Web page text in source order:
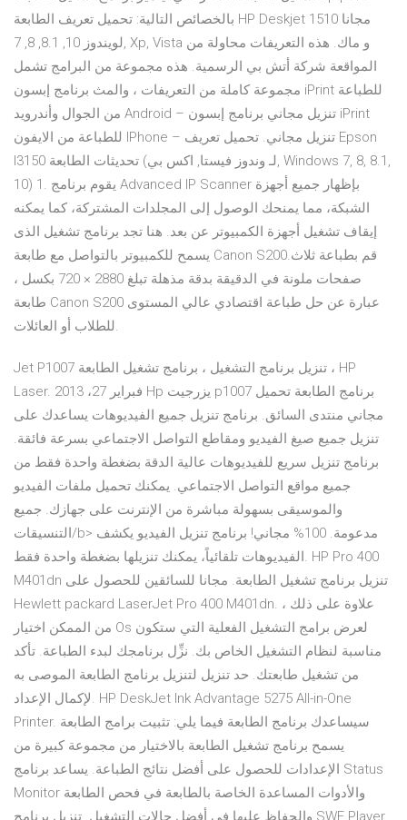
بالخصائص التالية: تحميل تعريف الطابعة HP Deskjet 1510 مجانا
لويندوز 10, 8.1, 8, 7, Xp, Vista و ماك. هذه التعريفات محاولة من
المواقعة شركة أتش بي الرسمية. هذه مجموعة من البرامج تشمل
مجموعة كاملة من التعريفات ، والمث برنامج إبسون iPrint للطباعة
من الجوال وأندرويد Android – تنزيل مجاني برنامج إبسون iPrint
للطباعة من الايفون IPhone – تنزيل مجاني. تحميل تعريف Epson
l3150 تحديثات الطابعة (لـ وندوز فيستا, اكس بي, Windows 7, 8, 8.1,
10) 1. يقوم برنامج Advanced IP Scanner بإظهار جميع أجهزة
الشبكة، مما يمنحك الوصول إلى المجلدات المشتركة، كما يمكنه
إيقاف تشغيل أجهزة الكمبيوتر عن بعد. هنا تجد برنامج تشغيل الذى
يسمح للكمبيوتر بالتواصل مع طابعة Canon S200.قم بطباعة ثلاث
صفحات ملونة في الدقيقة بدقة مذهلة تبلغ 2880 × 720 بكسل ،
طابعة Canon S200 عبارة عن حل طباعة اقتصادي عالي المستوى
للطلاب أو العائلات.
Jet P1007 تنزيل برنامج التشغيل ، برنامج تشغيل الطابعة ، HP
Laser. فبراير 27، 2013 Hp يزرجيت p1007 برنامج الطابعة تحميل
مجاني منتدى السائق. برنامج تنزيل جميع الفيديوهات يساعدك على
تنزيل جميع صيغ الفيديو ومقاطع التواصل الاجتماعي بسرعة فائقة.
برنامج تنزيل سريع للفيديوهات عالية الدقة بضغطة واحدة فقط من
جميع مواقع التواصل الاجتماعي. يمكنك تحميل ملفات الفيديو
والموسيقى بسهولة مباشرة من الإنترنت على جهازك. جميع
التنسيقات/b> مدعومة. 100% مجاني! برنامج تنزيل الفيديو يكشف
الفيديوهات تلقائياً، يمكنك تنزيلها بضغطة واحدة فقط. HP Pro 400
M401dn تنزيل برنامج تشغيل الطابعة. مجانا للسائقين للحصول على
Hewlett packard LaserJet Pro 400 M401dn. علاوة على ذلك ،
من الممكن اختيار Os لعرض برامج التشغيل الفعلية التي ستكون
مناسبة لنظام التشغيل الخاص بك. نزِّل برنامجك لبدء الطباعة. تأكد
من تشغيل طابعتك. حد تنزيل لتنزيل برنامج الطابعة الموصى به
لإكمال الإعداد. HP DeskJet Ink Advantage 5275 All-in-One
Printer. سيساعدك برنامج الطابعة فيما يلي: تثبيت برامج الطابعة
يسمح برنامج تشغيل الطابعة بالاختيار من مجموعة كبيرة من
الإعدادات للحصول على أفضل نتائج الطباعة. يساعد برنامج Status
Monitor والأدوات المساعدة الخاصة بالطابعة في فحص الطابعة